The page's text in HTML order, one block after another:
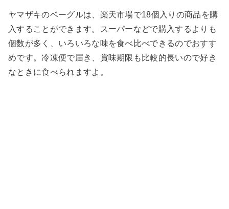
ヤマザキのベーグルは、楽天市場で18個入りの商品を購
入することができます。スーパーなどで購入するよりも
個数が多く、いろいろな味を食べ比べできるのでおすす
めです。冷凍便で届き、賞味期限も比較的長いので好き
なときに食べられますよ。